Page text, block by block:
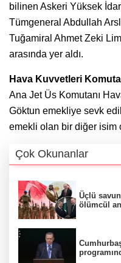
bilinen Askeri Yüksek
Tümgeneral Abdullah
Tuğamiral Ahmet Zeki
arasında yer aldı.
Hava Kuvvetleri
Ana Jet Üs Komutanı
Göktun emekliye sevk
emekli olan bir diğer isim
Çok Okunanlar
Üçlü
ölümcül